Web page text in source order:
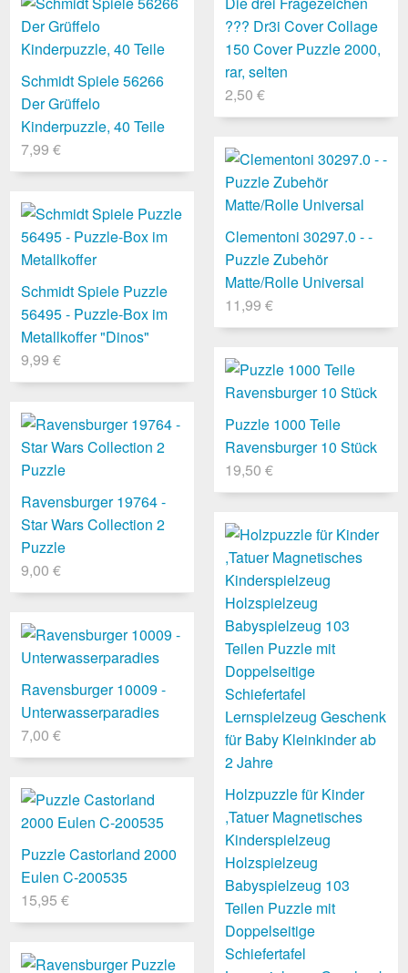
??? Dr3i Cover Collage
150 Cover Puzzle 2000,
rar, selten
2,50 €
Schmidt Spiele 56266
Der Grüffelo
Kinderpuzzle, 40 Teile
7,99 €
Clementoni 30297.0 - -
Puzzle Zubehör
Matte/Rolle Universal
11,99 €
Schmidt Spiele Puzzle
56495 - Puzzle-Box im
Metallkoffer "Dinos"
9,99 €
Puzzle 1000 Teile
Ravensburger 10 Stück
19,50 €
Ravensburger 19764 -
Star Wars Collection 2
Puzzle
9,00 €
Holzpuzzle für Kinder
,Tatuer Magnetisches
Kinderspielzeug
Holzspielzeug
Babyspielzeug 103
Teilen Puzzle mit
Doppelseitige
Schiefertafel
Ravensburger 10009 -
Unterwasserparadies
7,00 €
Puzzle Castorland 2000
Eulen C-200535
15,95 €